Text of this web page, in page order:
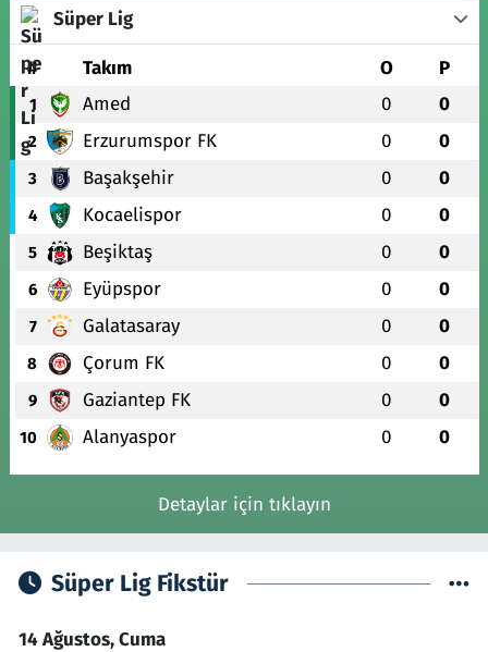
Süper Lig
# Takım O P
1 Amed 0 0
2 Erzurumspor FK 0 0
3 Başakşehir 0 0
4 Kocaelispor 0 0
5 Beşiktaş 0 0
6 Eyüpspor 0 0
7 Galatasaray 0 0
8 Çorum FK 0 0
9 Gaziantep FK 0 0
10 Alanyaspor 0 0
Detaylar için tıklayın
Süper Lig Fikstür
14 Ağustos, Cuma